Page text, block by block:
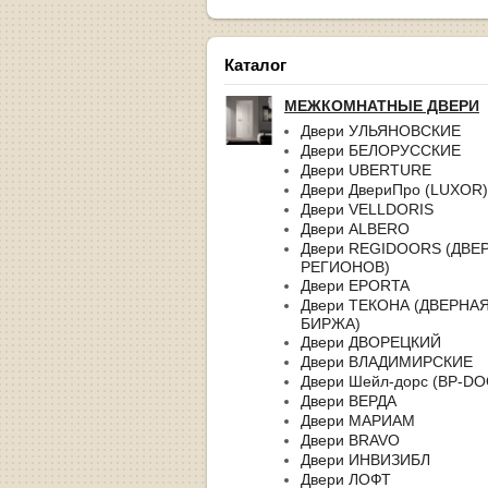
Каталог
МЕЖКОМНАТНЫЕ ДВЕРИ
Двери УЛЬЯНОВСКИЕ
Двери БЕЛОРУССКИЕ
Двери UBERTURE
Двери ДвериПро (LUXOR)
Двери VELLDORIS
Двери ALBERO
Двери REGIDOORS
РЕГИОНОВ)
Двери EPORTA
Двери ТЕКОНА
БИРЖА)
Двери ДВОРЕЦКИЙ
Двери ВЛАДИМИРСКИЕ
Двери Шейл-дорс (BP-
Двери ВЕРДА
Двери МАРИАМ
Двери BRAVO
Двери ИНВИЗИБЛ
Двери ЛОФТ